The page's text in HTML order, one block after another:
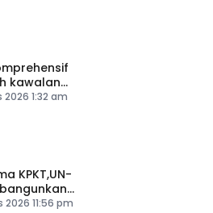
kawalan
di semua
2026 1:32 am
KPKT,UN-
Public Space
2026 11:56 pm